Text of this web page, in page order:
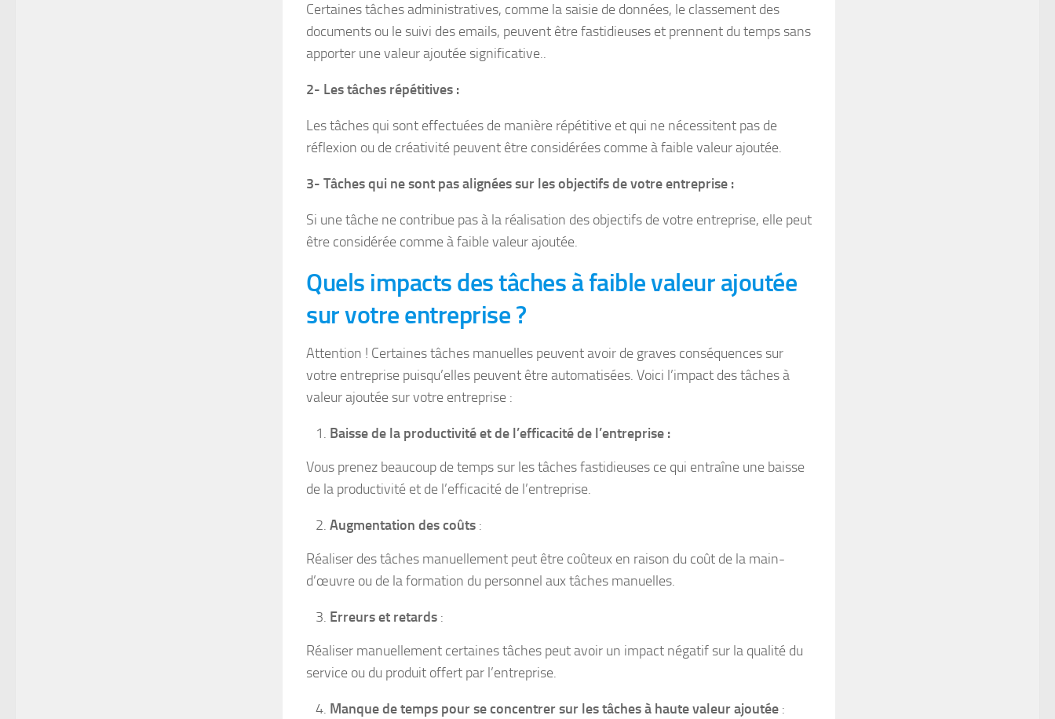
Certaines tâches administratives, comme la saisie de données, le classement des
documents ou le suivi des emails, peuvent être fastidieuses et prennent du temps sans
apporter une valeur ajoutée significative..
2- Les tâches répétitives :
Les tâches qui sont effectuées de manière répétitive et qui ne nécessitent pas de
réflexion ou de créativité peuvent être considérées comme à faible valeur ajoutée.
3- Tâches qui ne sont pas alignées sur les objectifs de votre entreprise :
Si une tâche ne contribue pas à la réalisation des objectifs de votre entreprise, elle peut
être considérée comme à faible valeur ajoutée.
Quels impacts des tâches à faiblevaleur ajoutée
sur votre entreprise ?
Attention ! Certaines tâches manuelles peuvent avoir de graves conséquences sur
votre entreprise puisqu’elles peuvent être automatisées. Voici l’impact des tâches à
valeur ajoutée sur votre entreprise :
Baisse de la productivité et de l’efficacité de l’entreprise :
Vous prenez beaucoup de temps sur les tâches fastidieuses ce qui entraîne une baisse
de la productivité et de l’efficacité de l’entreprise.
Augmentation des coûts :
Réaliser des tâches manuellement peut être coûteux en raison du coût de la main-
d’œuvre ou de la formation du personnel aux tâches manuelles.
Erreurs et retards :
Réaliser manuellement certaines tâches peut avoir un impact négatif sur la qualité du
service ou du produit offert par l’entreprise.
Manque de temps pour se concentrer sur les tâches à haute valeur ajoutée :